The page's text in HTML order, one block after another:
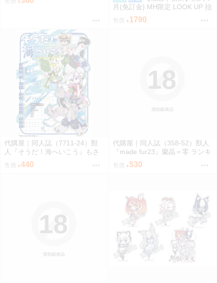
月(免訂金) MH限定 LOOK UP 抬
頭 超時空輝耀姬 輝耀&酒寄彩葉
套組附特典 0816
售價 1790
代購屋｜同人誌（7711-24）獸
人『そうだ！海へいこう』もさ
パラレルワールド
售價 440
限制級商品
18
代購屋｜同人誌（358-52）獸人
『made fur23』蘭晶＝零 ランキ
チ 096
售價 530
限制級商品
18